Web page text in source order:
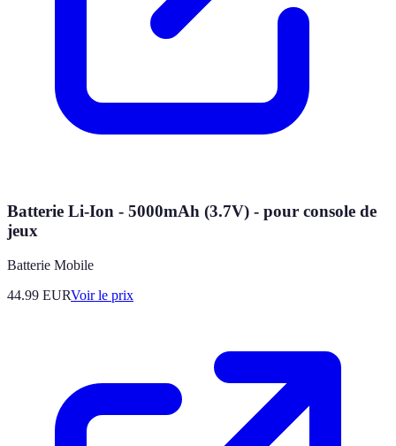
Batterie Li-Ion - 5000mAh (3.7V) - pour console de
jeux
Batterie Mobile
44.99 EURVoir le prix